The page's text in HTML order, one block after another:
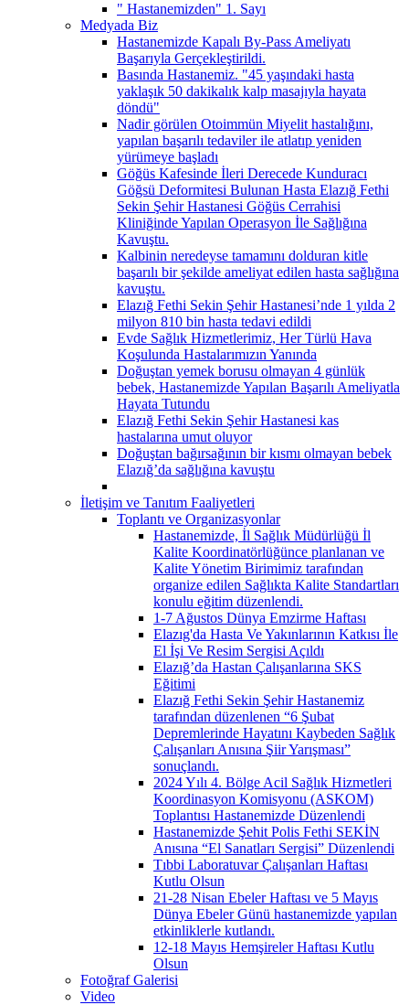
" Hastanemizden" 1. Sayı
Medyada Biz
Hastanemizde Kapalı By-Pass Ameliyatı
Başarıyla Gerçekleştirildi.
Basında Hastanemiz. "45 yaşındaki hasta
yaklaşık 50 dakikalık kalp masajıyla hayata
döndü"
Nadir görülen Otoimmün Miyelit hastalığını,
yapılan başarılı tedaviler ile atlatıp yeniden
yürümeye başladı
Göğüs Kafesinde İleri Derecede Kunduracı
Göğsü Deformitesi Bulunan Hasta Elazığ Fethi
Sekin Şehir Hastanesi Göğüs Cerrahisi
Kliniğinde Yapılan Operasyon İle Sağlığına
Kavuştu.
Kalbinin neredeyse tamamını dolduran kitle
başarılı bir şekilde ameliyat edilen hasta sağlığına
kavuştu.
Elazığ Fethi Sekin Şehir Hastanesi’nde 1 yılda 2
milyon 810 bin hasta tedavi edildi
Evde Sağlık Hizmetlerimiz, Her Türlü Hava
Koşulunda Hastalarımızın Yanında
Doğuştan yemek borusu olmayan 4 günlük
bebek, Hastanemizde Yapılan Başarılı Ameliyatla
Hayata Tutundu
Elazığ Fethi Sekin Şehir Hastanesi kas
hastalarına umut oluyor
Doğuştan bağırsağının bir kısmı olmayan bebek
Elazığ’da sağlığına kavuştu
İletişim ve Tanıtım Faaliyetleri
Toplantı ve Organizasyonlar
Hastanemizde, İl Sağlık Müdürlüğü İl
Kalite Koordinatörlüğünce planlanan ve
Kalite Yönetim Birimimiz tarafından
organize edilen Sağlıkta Kalite Standartları
konulu eğitim düzenlendi.
1-7 Ağustos Dünya Emzirme Haftası
Elazıg'da Hasta Ve Yakınlarının Katkısı İle
El İşi Ve Resim Sergisi Açıldı
Elazığ’da Hastan Çalışanlarına SKS
Eğitimi
Elazığ Fethi Sekin Şehir Hastanemiz
tarafından düzenlenen “6 Şubat
Depremlerinde Hayatını Kaybeden Sağlık
Çalışanları Anısına Şiir Yarışması”
sonuçlandı.
2024 Yılı 4. Bölge Acil Sağlık Hizmetleri
Koordinasyon Komisyonu (ASKOM)
Toplantısı Hastanemizde Düzenlendi
Hastanemizde Şehit Polis Fethi SEKİN
Anısına “El Sanatları Sergisi” Düzenlendi
Tıbbi Laboratuvar Çalışanları Haftası
Kutlu Olsun
21-28 Nisan Ebeler Haftası ve 5 Mayıs
Dünya Ebeler Günü hastanemizde yapılan
etkinliklerle kutlandı.
12-18 Mayıs Hemşireler Haftası Kutlu
Olsun
Fotoğraf Galerisi
Video